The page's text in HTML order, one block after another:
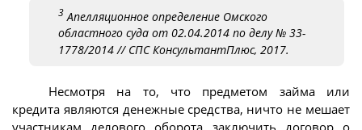
3 Апелляционное определение Омского
областного суда от 02.04.2014 по делу № 33-
1778/2014 // СПС КонсультантПлюс, 2017.
Несмотря на то, что предметом займа или
кредита являются денежные средства, ничто не мешает